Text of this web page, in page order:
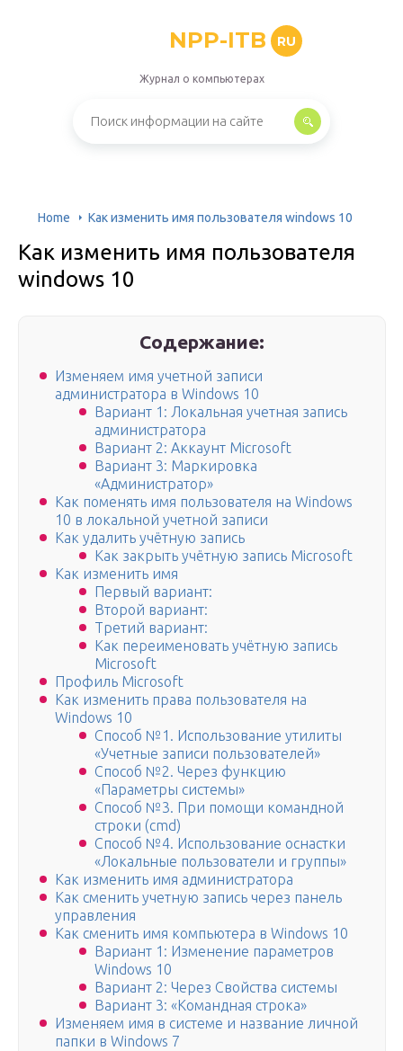
NPP-ITB RU
Журнал о компьютерах
Home Как изменить имя пользователя windows 10
Как изменить имя пользователя
windows 10
Содержание:
Изменяем имя учетной записи
администратора в Windows 10
Вариант 1: Локальная учетная запись
администратора
Вариант 2: Аккаунт Microsoft
Вариант 3: Маркировка
«Администратор»
Как поменять имя пользователя на Windows
10 в локальной учетной записи
Как удалить учётную запись
Как закрыть учётную запись Microsoft
Как изменить имя
Первый вариант:
Второй вариант:
Третий вариант:
Как переименовать учётную запись
Microsoft
Профиль Microsoft
Как изменить права пользователя на
Windows 10
Способ №1. Использование утилиты
«Учетные записи пользователей»
Способ №2. Через функцию
«Параметры системы»
Способ №3. При помощи командной
строки (cmd)
Способ №4. Использование оснастки
«Локальные пользователи и группы»
Как изменить имя администратора
Как сменить учетную запись через панель
управления
Как сменить имя компьютера в Windows 10
Вариант 1: Изменение параметров
Windows 10
Вариант 2: Через Свойства системы
Вариант 3: «Командная строка»
Изменяем имя в системе и название личной
папки в Windows 7